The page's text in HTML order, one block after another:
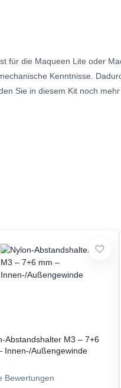
für die Maqueen Lite oder
Kenntnisse.
Sie in diesem Kit noch
Abstandshalter M3 – 7+6
Innen-/Außengewinde
Bewertungen